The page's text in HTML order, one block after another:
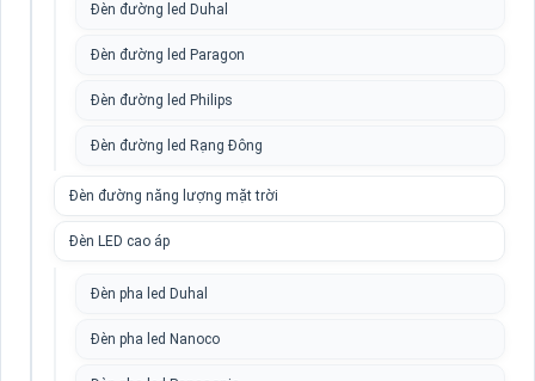
Đèn đường led Duhal
Đèn đường led Paragon
Đèn đường led Philips
Đèn đường led Rạng Đông
Đèn đường năng lượng mặt trời
Đèn LED cao áp
Đèn pha led Duhal
Đèn pha led Nanoco